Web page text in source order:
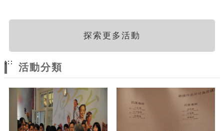
探索更多活動
:::
活動分類